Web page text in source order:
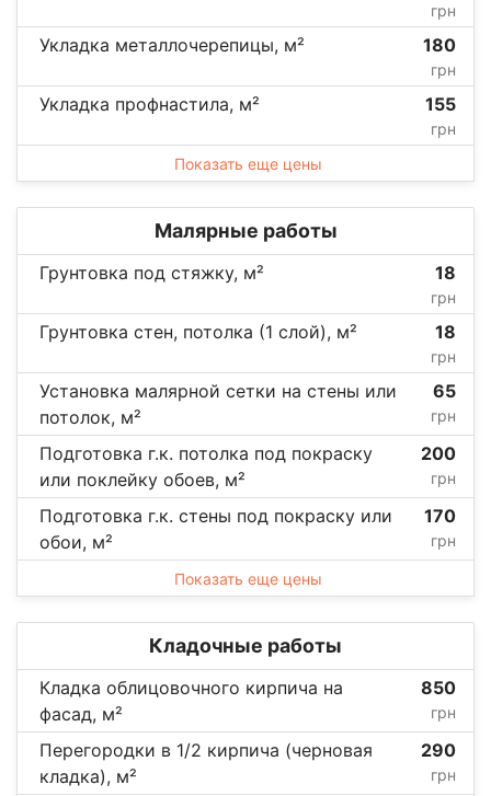
грн
Укладка металлочерепицы, м² 180
грн
Укладка профнастила, м² 155
грн
Показать еще цены
Малярные работы
Грунтовка под стяжку, м² 18
грн
Грунтовка стен, потолка (1 слой), м² 18
грн
Установка малярной сетки на стены или
потолок, м²
65
грн
Подготовка г.к. потолка под покраску
или поклейку обоев, м²
200
грн
Подготовка г.к. стены под покраску или
обои, м²
170
грн
Показать еще цены
Кладочные работы
Кладка облицовочного кирпича на
фасад, м²
850
грн
Перегородки в 1/2 кирпича (черновая
кладка), м²
290
грн